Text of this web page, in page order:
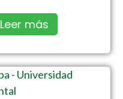
Leer más